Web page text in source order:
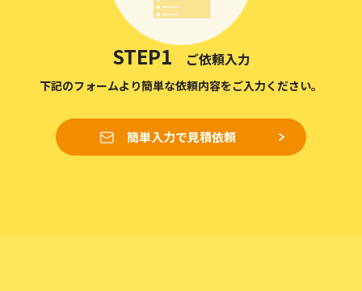
STEP1 ご依頼入力
下記のフォームより簡単な依頼内容をご入力ください。
簡単入力で見積依頼